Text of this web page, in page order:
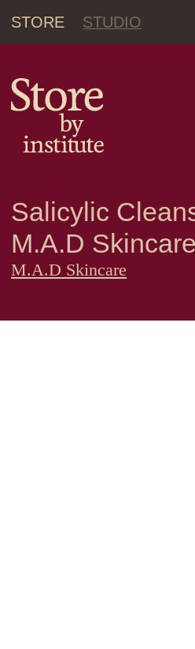
STORE STUDIO
•
Salicylic Cleansing Gel